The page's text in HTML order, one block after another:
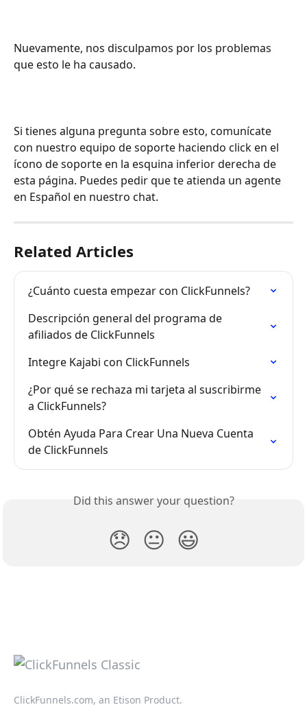
Nuevamente, nos disculpamos por los problemas
que esto le ha causado.
Si tienes alguna pregunta sobre esto, comunícate
con nuestro equipo de soporte haciendo click en el
ícono de soporte en la esquina inferior derecha de
esta página. Puedes pedir que te atienda un agente
en Español en nuestro chat.
Related Articles
¿Cuánto cuesta empezar con ClickFunnels?
Descripción general del programa de
afiliados de ClickFunnels
Integre Kajabi con ClickFunnels
¿Por qué se rechaza mi tarjeta al suscribirme
a ClickFunnels?
Obtén Ayuda Para Crear Una Nueva Cuenta
de ClickFunnels
Did this answer your question?
😞 😐 😃
ClickFunnels.com, an Etison Product.